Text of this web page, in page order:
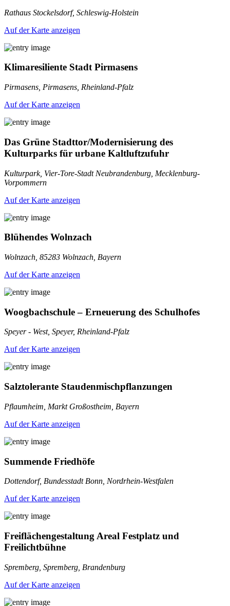
Rathaus Stockelsdorf, Schleswig-Holstein
Auf der Karte anzeigen
Klimaresiliente Stadt Pirmasens
Pirmasens, Pirmasens, Rheinland-Pfalz
Auf der Karte anzeigen
Das Grüne Stadttor/Modernisierung des
Kulturparks für urbane Kaltluftzufuhr
Kulturpark, Vier-Tore-Stadt Neubrandenburg, Mecklenburg-
Vorpommern
Auf der Karte anzeigen
Blühendes Wolnzach
Wolnzach, 85283 Wolnzach, Bayern
Auf der Karte anzeigen
Woogbachschule – Erneuerung des Schulhofes
Speyer - West, Speyer, Rheinland-Pfalz
Auf der Karte anzeigen
Salztolerante Staudenmischpflanzungen
Pflaumheim, Markt Großostheim, Bayern
Auf der Karte anzeigen
Summende Friedhöfe
Dottendorf, Bundesstadt Bonn, Nordrhein-Westfalen
Auf der Karte anzeigen
Freiflächengestaltung Areal Festplatz und
Freilichtbühne
Spremberg, Spremberg, Brandenburg
Auf der Karte anzeigen